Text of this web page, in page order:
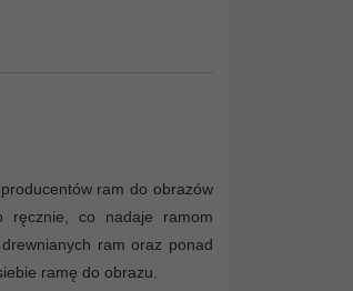
ram do obrazów
ręcznie, co nadaje ramom
ram oraz ponad
ramę do obrazu.